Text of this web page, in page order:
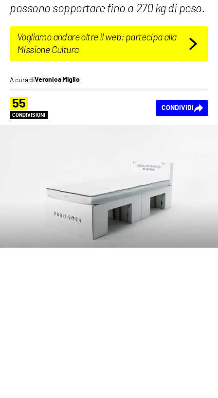
possono sopportare fino a 270 kg di peso.
Vogliamo andare oltre il web: partecipa alla
Missione Cultura
A cura diVeronica Miglio
55
CONDIVISIONI
CONDIVIDI